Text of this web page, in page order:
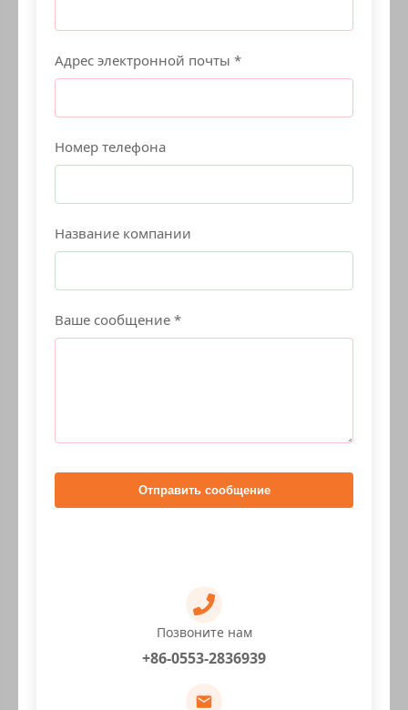
Адрес электронной почты *
Номер телефона
Название компании
Ваше сообщение *
Отправить сообщение
Позвоните нам
+86-0553-2836939